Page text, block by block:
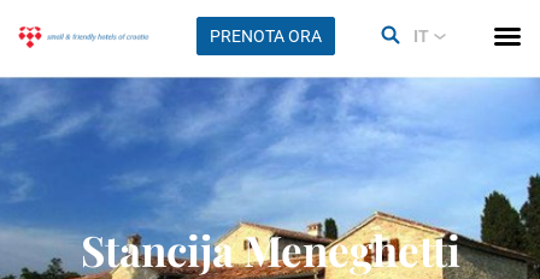
PRENOTA ORA IT
Stancija Meneghetti